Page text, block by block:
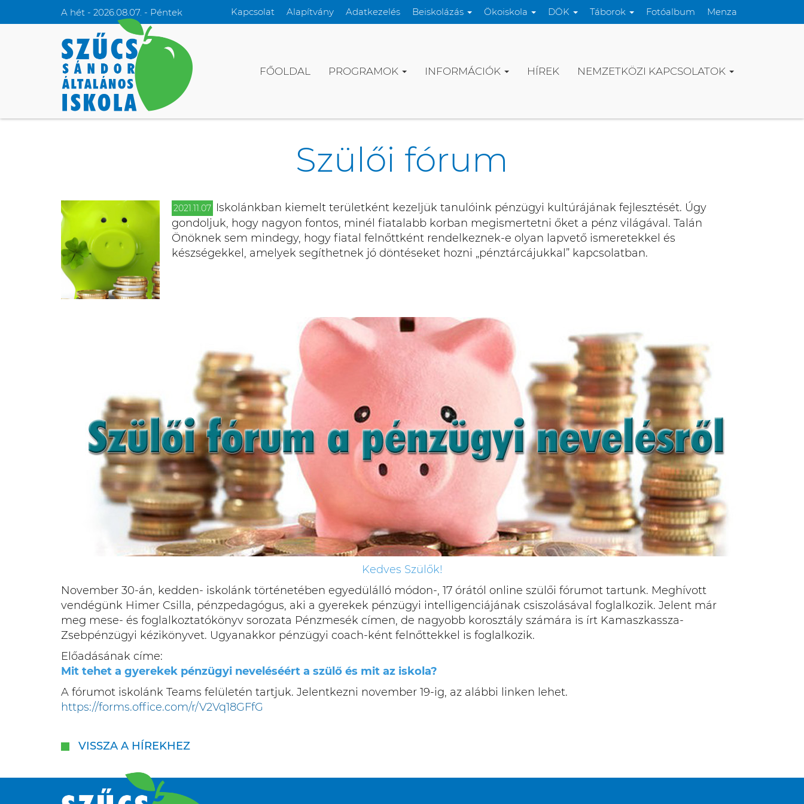
A hét - 2026.08.07. - Péntek Kapcsolat Alapítvány Adatkezelés Beiskolázás Ökoiskola DÖK Táborok Fotóalbum Menza
FŐOLDAL PROGRAMOK INFORMÁCIÓK HÍREK NEMZETKÖZI KAPCSOLATOK
Szülői fórum
2021.11.07 Iskolánkban kiemelt területként kezeljük tanulóink pénzügyi kultúrájának fejlesztését. Úgy
gondoljuk, hogy nagyon fontos, minél fiatalabb korban megismertetni őket a pénz világával. Talán
Önöknek sem mindegy, hogy fiatal felnőttként rendelkeznek-e olyan lapvető ismeretekkel és
készségekkel, amelyek segíthetnek jó döntéseket hozni „pénztárcájukkal” kapcsolatban.
Kedves Szülők!
November 30-án, kedden- iskolánk történetében egyedülálló módon-, 17 órától online szülői fórumot tartunk. Meghívott
vendégünk Himer Csilla, pénzpedagógus, aki a gyerekek pénzügyi intelligenciájának csiszolásával foglalkozik. Jelent már
meg mese- és foglalkoztatókönyv sorozata Pénzmesék címen, de nagyobb korosztály számára is írt Kamaszkassza-
Zsebpénzügyi kézikönyvet. Ugyanakkor pénzügyi coach-ként felnőttekkel is foglalkozik.
Előadásának címe:
Mit tehet a gyerekek pénzügyi neveléséért a szülő és mit az iskola?
A fórumot iskolánk Teams felületén tartjuk. Jelentkezni november 19-ig, az alábbi linken lehet.
https://forms.office.com/r/V2Vq18GFfG
VISSZA A HÍREKHEZ